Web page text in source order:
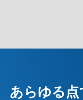
あらゆる点